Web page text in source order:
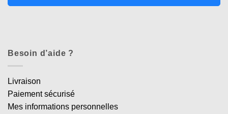
Besoin d’aide ?
Livraison
Paiement sécurisé
Mes informations personnelles